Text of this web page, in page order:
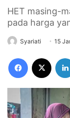
HET masing-
pada harga
Syariati 15
Facebook